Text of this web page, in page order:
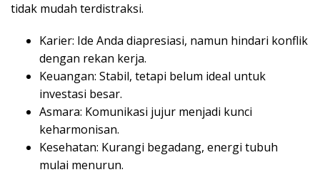
tidak mudah terdistraksi.
Karier: Ide Anda diapresiasi, namun hindari konflik
dengan rekan kerja.
Keuangan: Stabil, tetapi belum ideal untuk
investasi besar.
Asmara: Komunikasi jujur menjadi kunci
keharmonisan.
Kesehatan: Kurangi begadang, energi tubuh
mulai menurun.